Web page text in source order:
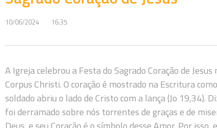
10/06/2024 16:35
A Igreja celebrou a Festa do Sagrado Coração de
Corpus Christi. O coração é mostrado na Escritura
soldado abriu o lado de Cristo com a lança (Jo 19,34).
foi derramado sobre nós torrentes de graças e de